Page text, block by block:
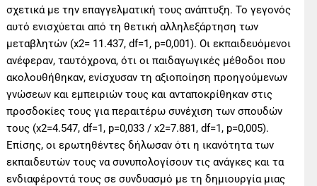
σχετικά με την επαγγελματική τους ανάπτυξη. Το γεγονός
αυτό ενισχύεται από τη θετική αλληλεξάρτηση των
μεταβλητών (x2= 11.437, df=1, p=0,001). Οι εκπαιδευόμενοι
ανέφεραν, ταυτόχρονα, ότι οι παιδαγωγικές μέθοδοι που
ακολουθήθηκαν, ενίσχυσαν τη αξιοποίηση προηγούμενων
γνώσεων και εμπειριών τους και ανταποκρίθηκαν στις
προσδοκίες τους για περαιτέρω συνέχιση των σπουδών
τους (x2=4.547, df=1, p=0,033 / x2=7.881, df=1, p=0,005).
Επίσης, οι ερωτηθέντες δήλωσαν ότι η ικανότητα των
εκπαιδευτών τους να συνυπολογίσουν τις ανάγκες και τα
ενδιαφέροντά τους σε συνδυασμό με τη δημιουργία μιας